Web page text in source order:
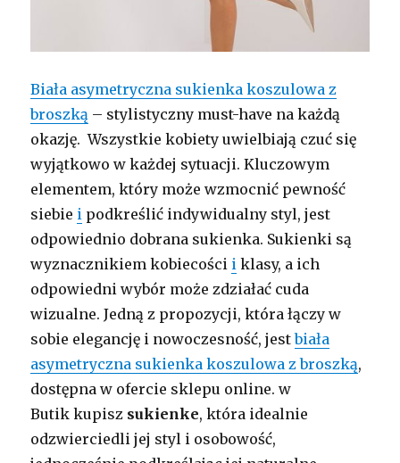
Biała asymetryczna sukienka koszulowa z
broszką – stylistyczny must-have na każdą
okazję. Wszystkie kobiety uwielbiają czuć się
wyjątkowo w każdej sytuacji. Kluczowym
elementem, który może wzmocnić pewność
siebie i podkreślić indywidualny styl, jest
odpowiednio dobrana sukienka. Sukienki są
wyznacznikiem kobiecości i klasy, a ich
odpowiedni wybór może zdziałać cuda
wizualne. Jedną z propozycji, która łączy w
sobie elegancję i nowoczesność, jestbiała
asymetryczna sukienka koszulowa z broszką,
dostępna w ofercie sklepu online. w
Butik kupisz sukienke, która idealnie
odzwierciedli jej styl i osobowość,